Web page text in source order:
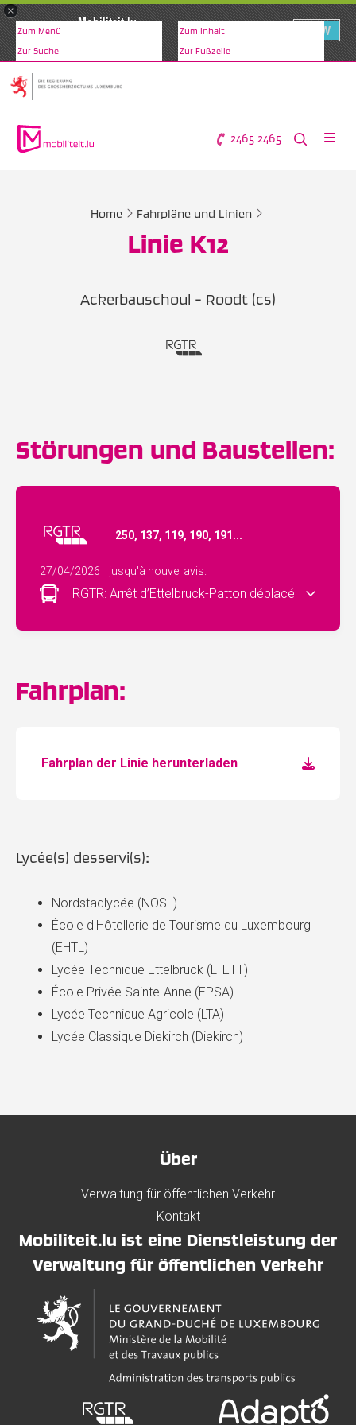
×
Mobiliteit.lu
VIEW
Zum Menü Zum Inhalt
Zur Suche Zur Fußzeile
2465 2465
Home Fahrpläne und Linien
Linie K12
Ackerbauschoul - Roodt (cs)
Störungen und Baustellen:
250, 137, 119, 190, 191...
27/04/2026 jusqu'à nouvel avis.
RGTR: Arrêt d’Ettelbruck-Patton déplacé
Fahrplan:
Fahrplan der Linie herunterladen
Lycée(s) desservi(s):
Nordstadlycée (NOSL)
École d'Hôtellerie de Tourisme du Luxembourg
(EHTL)
Lycée Technique Ettelbruck (LTETT)
École Privée Sainte-Anne (EPSA)
Lycée Technique Agricole (LTA)
Lycée Classique Diekirch (Diekirch)
Über
Verwaltung für öffentlichen Verkehr
Kontakt
Mobiliteit.lu ist eine Dienstleistung der
Verwaltung für öffentlichen Verkehr